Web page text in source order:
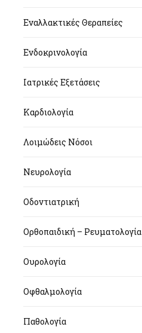
Εναλλακτικές Θεραπείες
Ενδοκρινολογία
Ιατρικές Εξετάσεις
Καρδιολογία
Λοιμώδεις Νόσοι
Νευρολογία
Οδοντιατρική
Ορθοπαιδική – Ρευματολογία
Ουρολογία
Οφθαλμολογία
Παθολογία